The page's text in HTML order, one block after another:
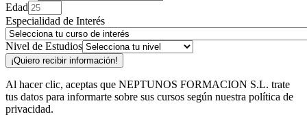
Edad
Especialidad de Interés
Nivel de Estudios
¡Quiero recibir información!
Al hacer clic, aceptas que NEPTUNOS FORMACION S.L. trate
tus datos para informarte sobre sus cursos según nuestra política de
privacidad.